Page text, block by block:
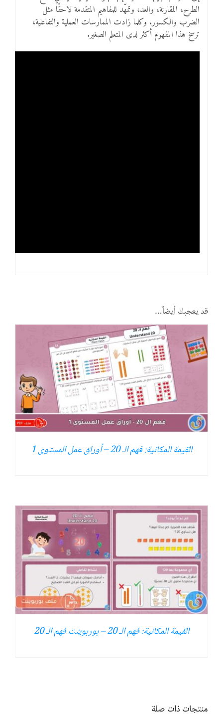
الطرح، المقارنة، والعد، وتمهّد للمفاهيم المتقدمة لاحقًا مثل
الضرب والكسور. وكلما زادت الممارسات العملية والتفاعلية،
ترسخ هذا المفهوم أكثر لدى المتعلم الصغير.
قد يعجبك أيضاً…
القيمة المكانية: فهم الـ 20 – أوراق عمل المستوى 1
القيمة المكانية: فهم الـ 20 – بوربوينت فهم الـ 20
منتجات ذات صلة